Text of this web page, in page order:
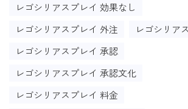
レゴシリアスプレイ 効果なし
レゴシリアスプレイ 外注
レゴシリア
レゴシリアスプレイ 承認
レゴシリアスプレイ 承認文化
レゴシリアスプレイ 料金